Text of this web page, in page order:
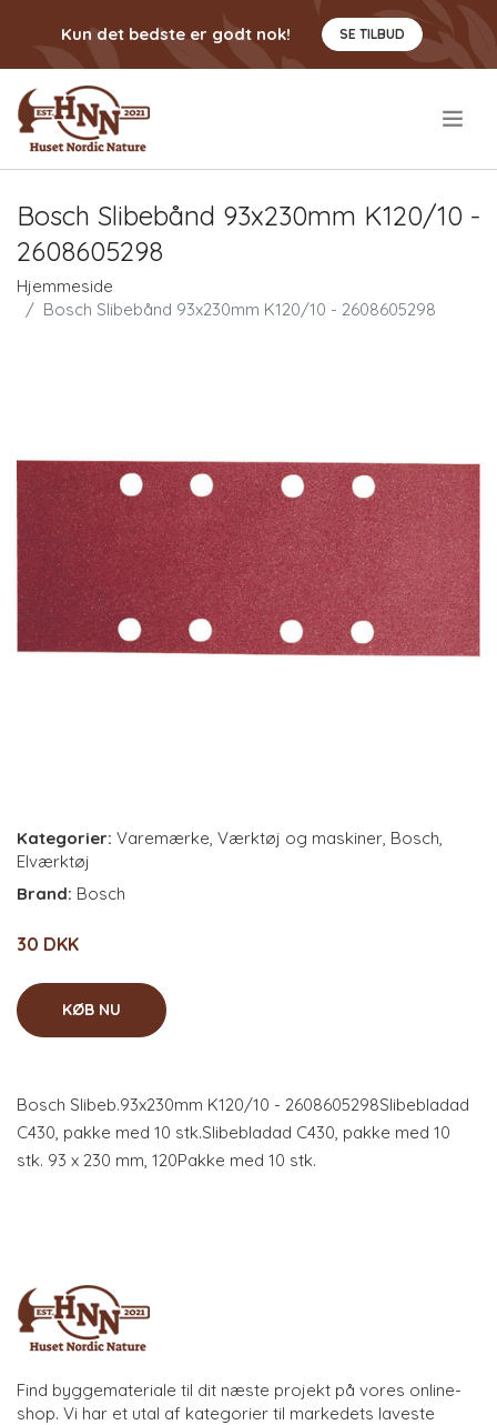
Kun det bedste er godt nok! SE TILBUD
Bosch Slibebånd 93x230mm K120/10 -
2608605298
Hjemmeside
Bosch Slibebånd 93x230mm K120/10 - 2608605298
Kategorier: Varemærke, Værktøj og maskiner, Bosch,
Elværktøj
Brand: Bosch
30 DKK
KØB NU
Bosch Slibeb.93x230mm K120/10 - 2608605298Slibebladad
C430, pakke med 10 stk.Slibebladad C430, pakke med 10
stk. 93 x 230 mm, 120Pakke med 10 stk.
Find byggemateriale til dit næste projekt på vores online-
shop. Vi har et utal af kategorier til markedets laveste